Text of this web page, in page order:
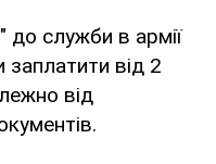
до служби в армії
заплатити від 2
від